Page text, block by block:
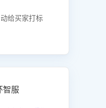
给买家打标
智服